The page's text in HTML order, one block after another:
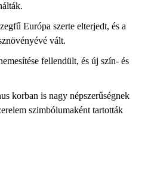
Európa szerte elterjedt, és a
vált.
fellendült, és új szín- és
korban is nagy népszerűségnek
szimbólumaként tartották